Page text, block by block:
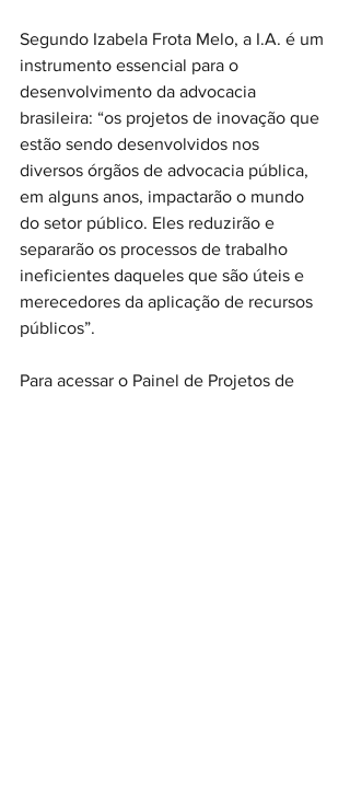
Segundo Izabela Frota Melo, a I.A. é um
instrumento essencial para o
desenvolvimento da advocacia
brasileira: “os projetos de inovação que
estão sendo desenvolvidos nos
diversos órgãos de advocacia pública,
em alguns anos, impactarão o mundo
do setor público. Eles reduzirão e
separarão os processos de trabalho
ineficientes daqueles que são úteis e
merecedores da aplicação de recursos
públicos”.
Para acessar o Painel de Projetos de